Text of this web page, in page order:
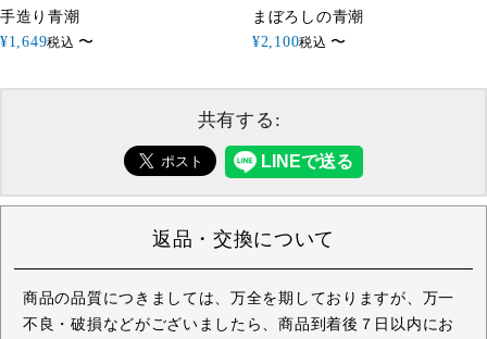
手造り青潮
¥1,649税込 〜
まぼろしの青潮
¥2,100税込 〜
共有する:
返品・交換について
商品の品質につきましては、万全を期しておりますが、万一
不良・破損などがございましたら、商品到着後７日以内にお